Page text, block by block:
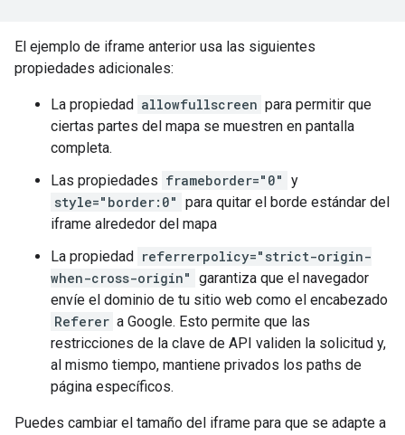
El ejemplo de iframe anterior usa las siguientes
propiedades adicionales:
La propiedad allowfullscreen para permitir que
ciertas partes del mapa se muestren en pantalla
completa.
Las propiedades frameborder="0" y
style="border:0" para quitar el borde estándar del
iframe alrededor del mapa
La propiedad referrerpolicy="strict-origin-
when-cross-origin" garantiza que el navegador
envíe el dominio de tu sitio web como el encabezado
Referer a Google. Esto permite que las
restricciones de la clave de API validen la solicitud y,
al mismo tiempo, mantiene privados los paths de
página específicos.
Puedes cambiar el tamaño del iframe para que se adapte a